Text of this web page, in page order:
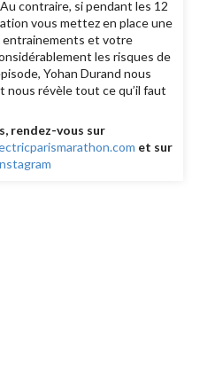
contraire, si pendant les 12
vous mettez en place une
entrainements et votre
les risques de
Yohan Durand nous
nous révèle tout ce qu’il faut
rendez-vous sur
et sur